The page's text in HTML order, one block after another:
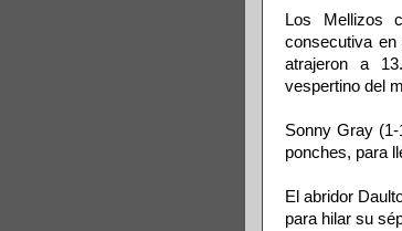
Los Mellizos
consecutiva
atrajeron a
vespertino del
Sonny Gray
ponches, para
El abridor
para hilar su